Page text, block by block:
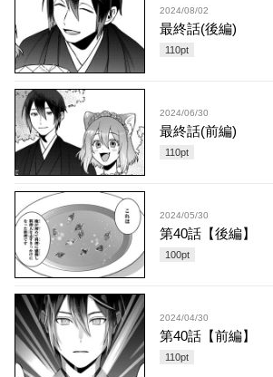
2024/08/02
最終話(後編)
110pt
2024/06/30
最終話(前編)
110pt
2024/05/30
第40話【後編】
100pt
2024/04/30
第40話【前編】
110pt